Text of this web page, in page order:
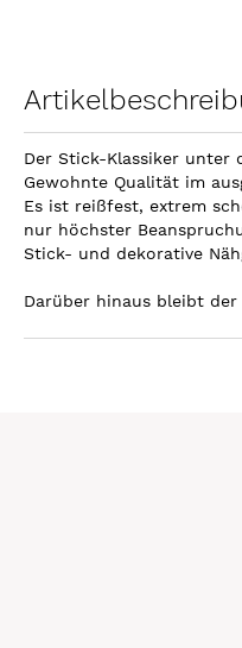
Der Stick-Klassiker unter
Gewohnte Qualität im
Es ist reißfest, extrem
nur höchster
Stick- und dekorative
Darüber hinaus bleibt